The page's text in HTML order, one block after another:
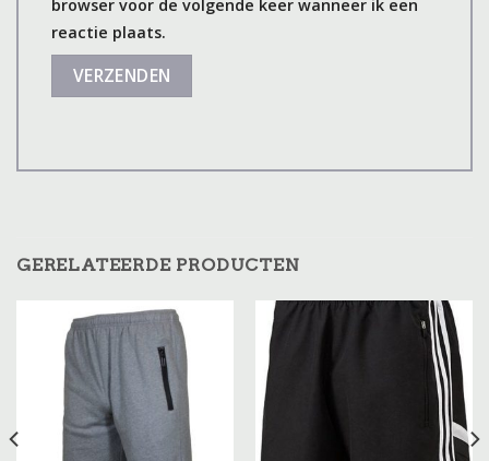
browser voor de volgende keer wanneer ik een
reactie plaats.
GERELATEERDE PRODUCTEN